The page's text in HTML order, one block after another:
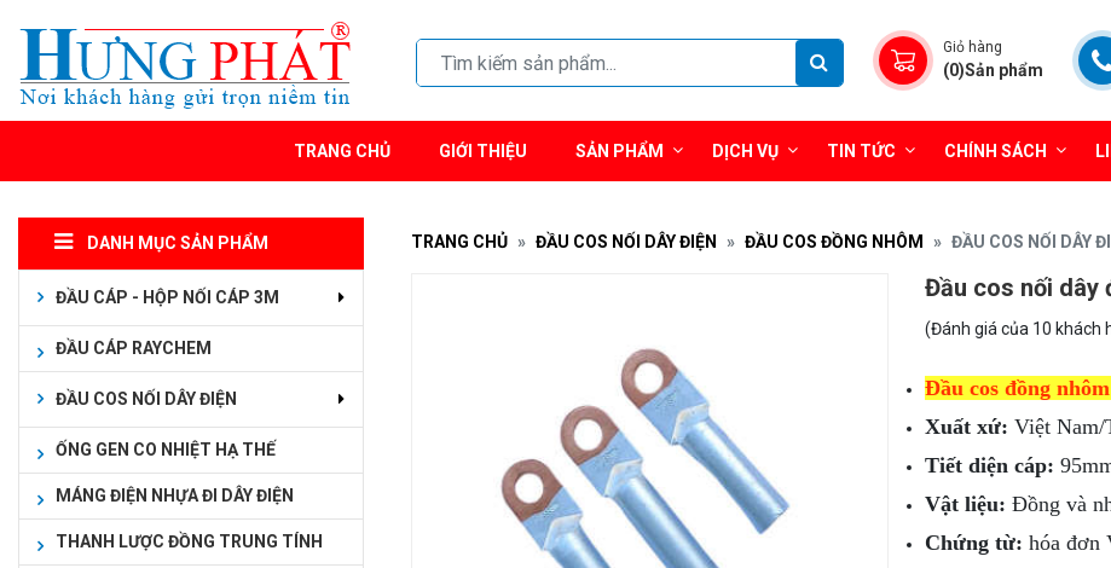
Giỏ hàng
(0)Sản phẩm
TRANG CHỦ GIỚI THIỆU SẢN PHẨM DỊCH VỤ TIN TỨC CHÍNH SÁCH
DANH MỤC SẢN PHẨM
ĐẦU CÁP - HỘP NỐI CÁP 3M
ĐẦU CÁP RAYCHEM
ĐẦU COS NỐI DÂY ĐIỆN
ỐNG GEN CO NHIỆT HẠ THẾ
MÁNG ĐIỆN NHỰA ĐI DÂY ĐIỆN
THANH LƯỢC ĐỒNG TRUNG TÍNH
TRANG CHỦ ĐẦU COS NỐI DÂY ĐIỆN ĐẦU COS ĐỒNG NHÔM ĐẦU COS NỐI DÂY
Đầu cos nối dây
(Đánh giá của 10 khách
Đầu cos đồng
Xuất xứ: Việt Nam/
Tiết diện cáp:
Vật liệu: Đồng và
Chứng từ: hóa đơn